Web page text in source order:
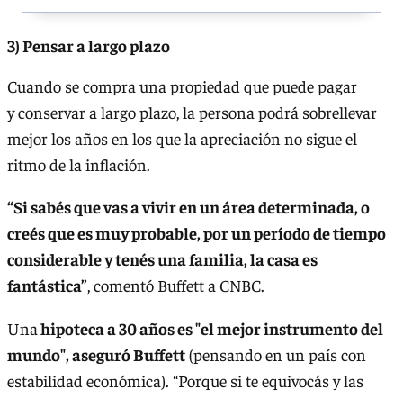
3) Pensar a largo plazo
Cuando se compra una propiedad que puede pagar
y conservar a largo plazo, la persona podrá sobrellevar
mejor los años en los que la apreciación no sigue el
ritmo de la inflación.
“Si sabés que vas a vivir en un área determinada, o
creés que es muy probable, por un período de tiempo
considerable y tenés una familia, la casa es
fantástica”, comentó Buffett a CNBC.
Unahipoteca a 30 años es "el mejor instrumento del
mundo", aseguró Buffett(pensando en un país con
estabilidad económica). “Porque si te equivocás y las